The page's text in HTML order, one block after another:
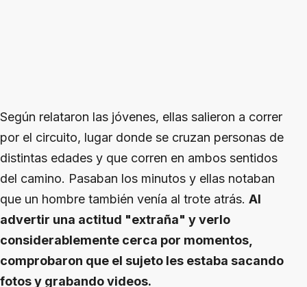
Según relataron las jóvenes, ellas salieron a correr
por el circuito, lugar donde se cruzan personas de
distintas edades y que corren en ambos sentidos
del camino. Pasaban los minutos y ellas notaban
que un hombre también venía al trote atrás. Al
advertir una actitud "extraña" y verlo
considerablemente cerca por momentos,
comprobaron que el sujeto les estaba sacando
fotos y grabando videos.